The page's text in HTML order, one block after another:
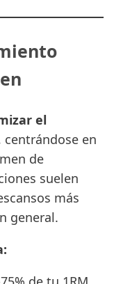
el
centrándose en
de
suelen
más
general.